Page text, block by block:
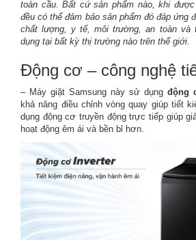
toàn cầu. Bất cứ sản phẩm nào, khi
đều có thể đảm bảo sản phẩm đó đáp ứng
chất lượng, y tế, môi trường, an toàn và
dụng tại bất kỳ thị trường nào trên thế giới.
Động cơ – công nghệ
– Máy giặt Samsung này sử dụng động
khả năng điều chỉnh vòng quay giúp tiết
dụng động cơ truyền động trực tiếp giúp
hoạt động êm ái và bền bỉ hơn.